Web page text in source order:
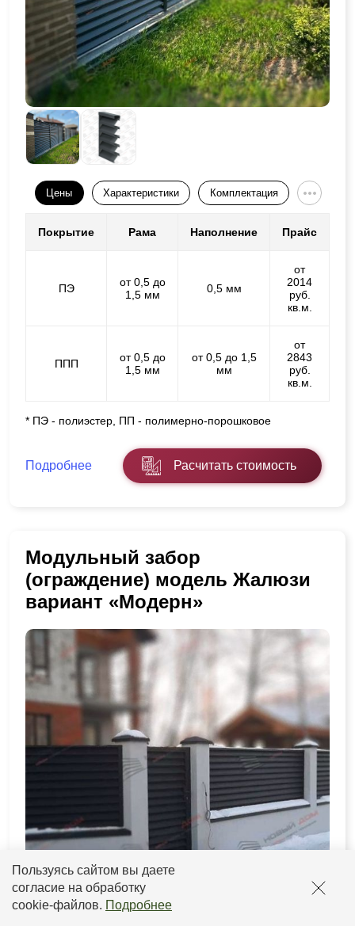
Пользуясь сайтом вы даете
согласие на обработку
cookie-файлов. Подробнее
Цены Характеристики Комплектация
Покрытие Рама Наполнение Прайс
ПЭ
от 0,5 до
1,5 мм
0,5 мм
от
2014
руб.
кв.м.
ППП
от 0,5 до
1,5 мм
от 0,5 до 1,5
мм
от
2843
руб.
кв.м.
* ПЭ - полиэстер, ПП - полимерно-порошковое
Подробнее Расчитать стоимость
Модульный забор
(ограждение) модель Жалюзи
вариант «Модерн»